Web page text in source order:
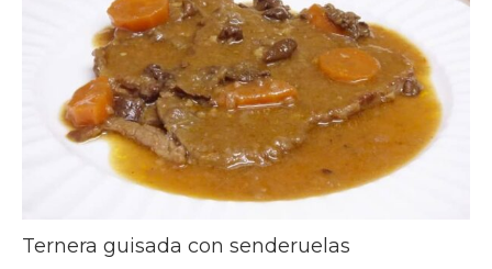
Ternera guisada con senderuelas